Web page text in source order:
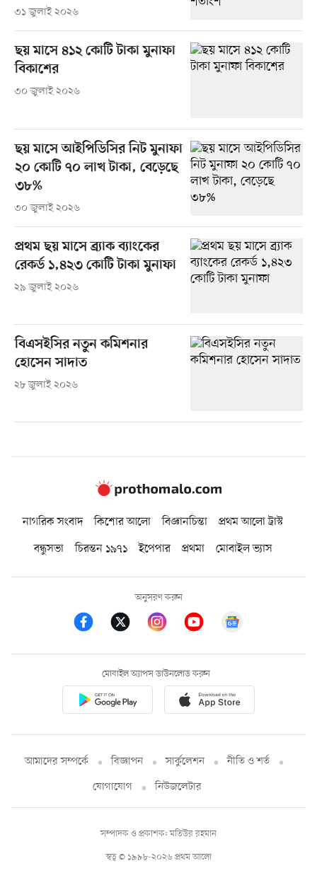
৩১ জুলাই ২০২৬
ছয় মাসে ৪১২ কোটি টাকা মুনাফা
বিকাশের
৩০ জুলাই ২০২৬
ছয় মাসে আইপিডিসির নিট মুনাফা
২০ কোটি ৭০ লাখ টাকা, বেড়েছে
৩৮%
৩০ জুলাই ২০২৬
প্রথম ছয় মাসে ব্র্যাক ব্যাংকের
রেকর্ড ১,৪২৩ কোটি টাকা মুনাফা
২৯ জুলাই ২০২৬
বিএসইসির নতুন কমিশনার
হোসেন সাদাত
২৮ জুলাই ২০২৬
নাগরিক সংবাদ কিশোর আলো বিজ্ঞানচিন্তা
প্রথম আলো ট্রাস্ট
বন্ধুসভা
চিরন্তন ১৯৭১ ইপেপার প্রথমা মোবাইল ভ্যাস
অনুসরণ করুন
মোবাইল অ্যাপস ডাউনলোড করুন
আমাদের সম্পর্কে বিজ্ঞাপন সার্কুলেশন
নীতি ও শর্ত
যোগাযোগ
নিউজলেটার
স্বত্ব © ১৯৯৮-২০২৬ প্রথম আলো
সম্পাদক ও প্রকাশক: মতিউর রহমান